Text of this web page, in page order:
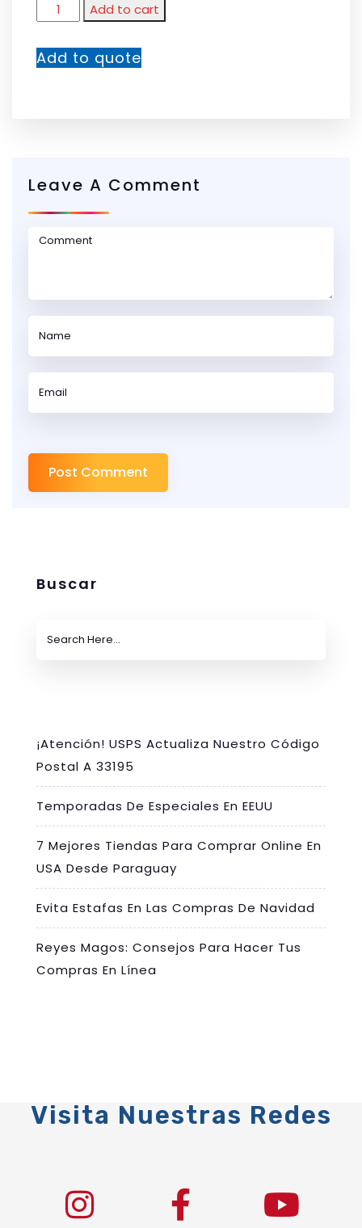
Add to cart
Add to quote
Leave A Comment
Buscar
¡Atención! USPS Actualiza Nuestro Código
Postal A 33195
Temporadas De Especiales En EEUU
7 Mejores Tiendas Para Comprar Online En
USA Desde Paraguay
Evita Estafas En Las Compras De Navidad
Reyes Magos: Consejos Para Hacer Tus
Compras En Línea
Visita Nuestras Redes